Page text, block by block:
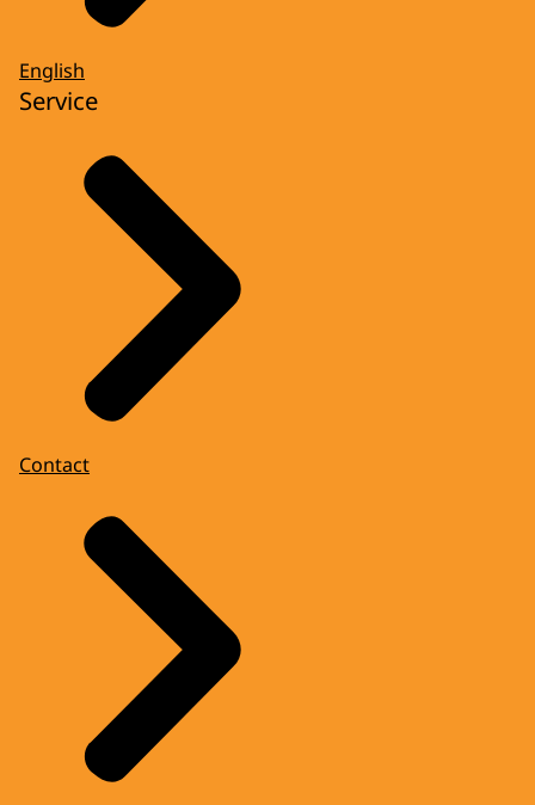
English
Service
Contact